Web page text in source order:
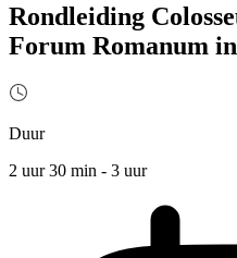
Rondleiding
Forum Romanum
Duur
2 uur 30 min - 3 uur